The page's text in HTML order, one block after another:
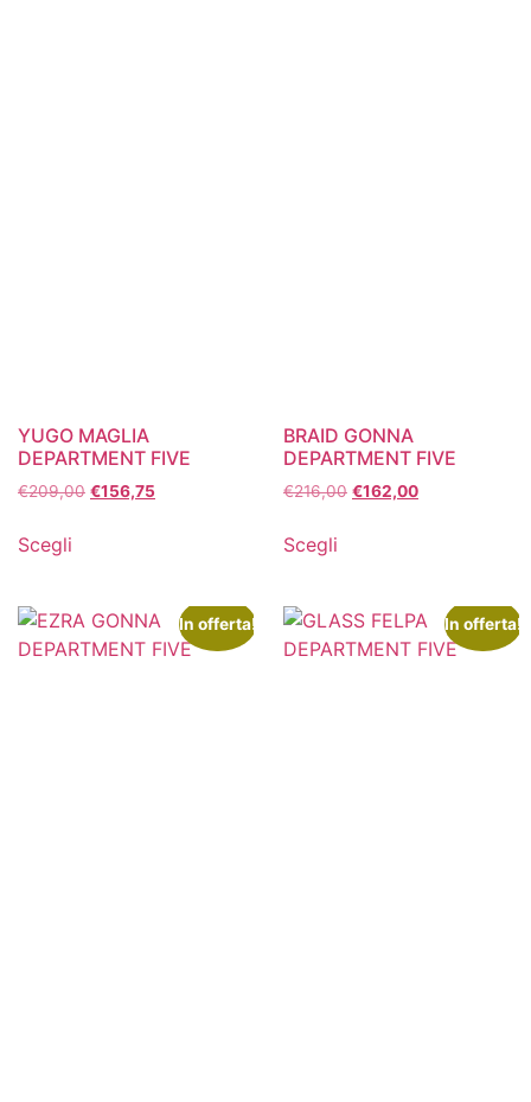
YUGO MAGLIA
DEPARTMENT FIVE
€209,00 €156,75
Scegli
BRAID GONNA
DEPARTMENT FIVE
€216,00 €162,00
Scegli
In offerta! In offerta!